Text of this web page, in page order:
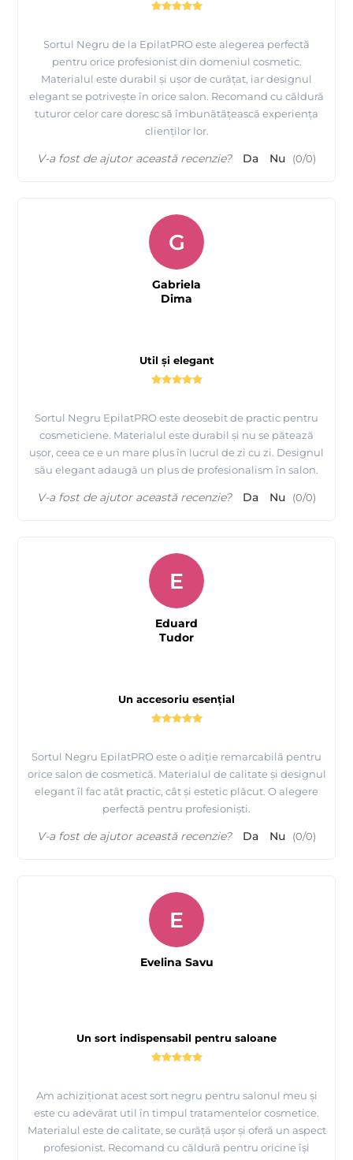
Sortul Negru de la EpilatPRO este alegerea perfectă
pentru orice profesionist din domeniul cosmetic.
Materialul este durabil și ușor de curățat, iar designul
elegant se potrivește în orice salon. Recomand cu căldură
tuturor celor care doresc să îmbunătățească experiența
clienților lor.
V-a fost de ajutor această recenzie? Da Nu (0/0)
Util și elegant
Sortul Negru EpilatPRO este deosebit de practic pentru
cosmeticiene. Materialul este durabil și nu se pătează
ușor, ceea ce e un mare plus în lucrul de zi cu zi. Designul
său elegant adaugă un plus de profesionalism în salon.
G
Gabriela
Dima
V-a fost de ajutor această recenzie? Da Nu (0/0)
Un accesoriu esențial
Sortul Negru EpilatPRO este o adiție remarcabilă pentru
orice salon de cosmetică. Materialul de calitate și designul
elegant îl fac atât practic, cât și estetic plăcut. O alegere
perfectă pentru profesioniști.
E
Eduard
Tudor
V-a fost de ajutor această recenzie? Da Nu (0/0)
Un sort indispensabil pentru saloane
Am achiziționat acest sort negru pentru salonul meu și
este cu adevărat util în timpul tratamentelor cosmetice.
Materialul este de calitate, se curăță ușor și oferă un aspect
profesionist. Recomand cu căldură pentru oricine își
E
Evelina Savu